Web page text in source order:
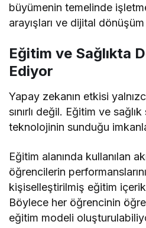
büyümenin temelinde
arayışları ve dijital dönüşüm
Eğitim ve Sağlıkta
Ediyor
Yapay zekanın etkisi
sınırlı değil. Eğitim ve
teknolojinin sunduğu
Eğitim alanında kullanılan
öğrencilerin
kişiselleştirilmiş eğitim
Böylece her öğrencinin
eğitim modeli